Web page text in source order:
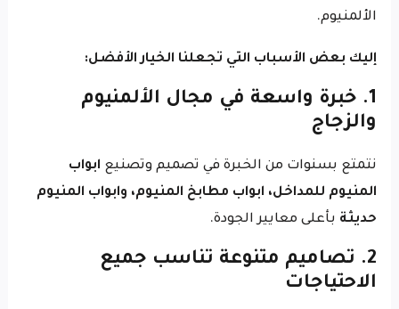
الألمنيوم.
إليك بعض الأسباب التي تجعلنا الخيار الأفضل:
1. خبرة واسعة في مجال الألمنيوم
والزجاج
نتمتع بسنوات من الخبرة في تصميم وتصنيع ابواب
المنيوم للمداخل، ابواب مطابخ المنيوم، وابواب المنيوم
حديثة بأعلى معايير الجودة.
2. تصاميم متنوعة تناسب جميع
الاحتياجات